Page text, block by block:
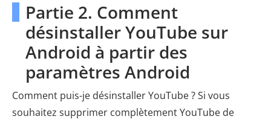
Partie 2. Comment
désinstaller YouTube sur
Android à partir des
paramètres Android
Comment puis-je désinstaller YouTube ? Si vous
souhaitez supprimer complètement YouTube de